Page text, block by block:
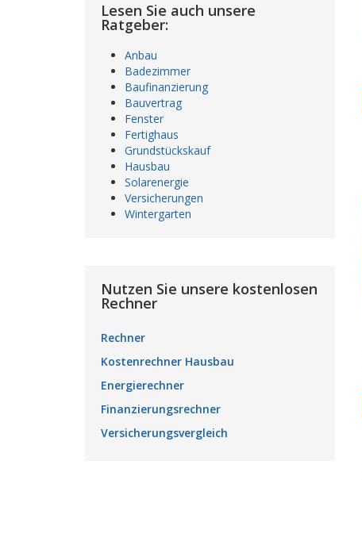
Lesen Sie auch unsere
Ratgeber:
Anbau
Badezimmer
Baufinanzierung
Bauvertrag
Fenster
Fertighaus
Grundstückskauf
Hausbau
Solarenergie
Versicherungen
Wintergarten
Nutzen Sie unsere kostenlosen
Rechner
Rechner
Kostenrechner Hausbau
Energierechner
Finanzierungsrechner
Versicherungsvergleich